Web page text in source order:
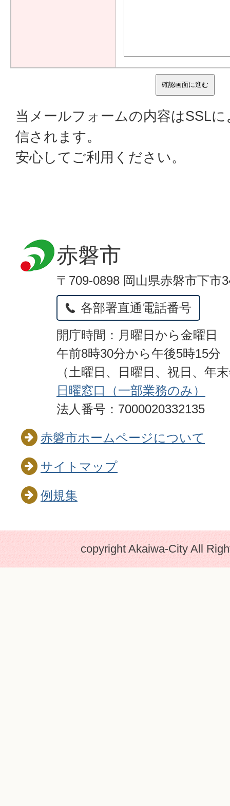
当メールフォームの内容はSSL
信されます。
安心してご利用ください。
赤磐市
〒709-0898 岡山県赤磐市下市
各部署直通電話番号
開庁時間：月曜日から金曜日
午前8時30分から午後5時15分
（土曜日、日曜日、祝日、年
日曜窓口（一部業務のみ）
法人番号：7000020332135
赤磐市ホームページについて
サイトマップ
例規集
copyright Akaiwa-City All